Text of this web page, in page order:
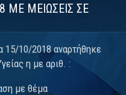
ΜΕ ΜΕΙΩΣΕΙΣ ΣΕ
15/10/2018 αναρτήθηκε
η με αριθ. :
με θέμα